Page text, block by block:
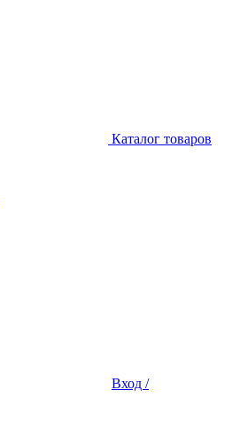
Каталог товаров
Вход /